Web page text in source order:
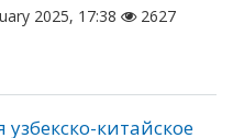
2025, 17:38 2627
узбекско-китайское